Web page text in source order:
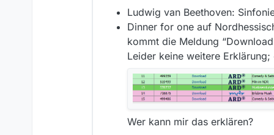
Ludwig van Beethoven:
Dinner for one auf
kommt die Meldung
Leider keine weitere
Wer kann mir das erklären?